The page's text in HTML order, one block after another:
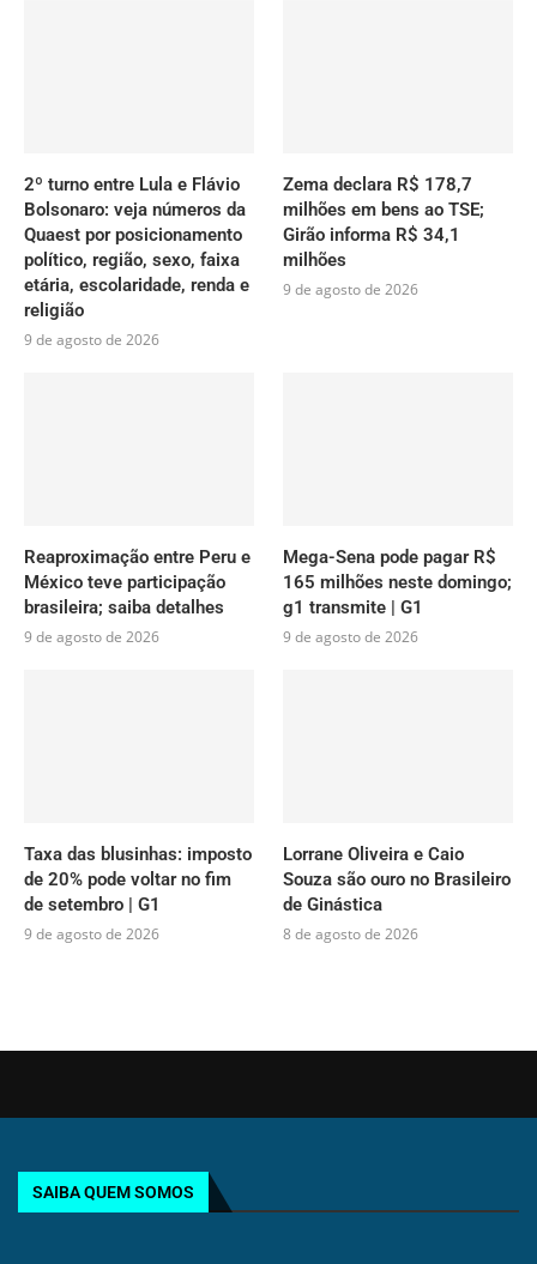
2º turno entre Lula e Flávio
Bolsonaro: veja números da
Quaest por posicionamento
político, região, sexo, faixa
etária, escolaridade, renda e
religião
9 de agosto de 2026
Zema declara R$ 178,7
milhões em bens ao TSE;
Girão informa R$ 34,1
milhões
9 de agosto de 2026
Reaproximação entre Peru e
México teve participação
brasileira; saiba detalhes
9 de agosto de 2026
Mega-Sena pode pagar R$
165 milhões neste domingo;
g1 transmite | G1
9 de agosto de 2026
Taxa das blusinhas: imposto
de 20% pode voltar no fim
de setembro | G1
9 de agosto de 2026
Lorrane Oliveira e Caio
Souza são ouro no Brasileiro
de Ginástica
8 de agosto de 2026
SAIBA QUEM SOMOS